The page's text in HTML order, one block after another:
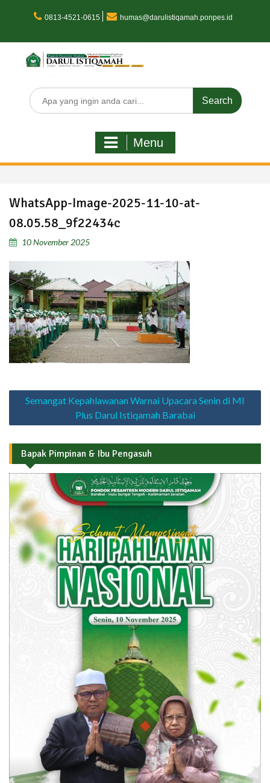
0813-4521-0615 humas@darulistiqamah.ponpes.id
Search
for:
Menu
WhatsApp-Image-2025-11-10-at-
08.05.58_9f22434c
10 November 2025
Navigasi
Semangat Kepahlawanan Warnai Upacara Senin di MI
Plus Darul Istiqamah Barabai
Bapak Pimpinan & Ibu Pengasuh